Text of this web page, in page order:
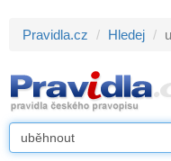
Pravidla.cz Hledej